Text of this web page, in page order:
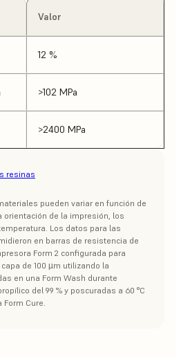
Valor
12 %
>102 MPa
>2400 MPa
resinas
pueden variar en función de
orientación de la impresión, los
Los datos para las
en barras de resistencia de
Form 2 configurada para
de 100 µm utilizando la
en una Form Wash durante
del 99 % y poscuradas a 60 °C
Cure.